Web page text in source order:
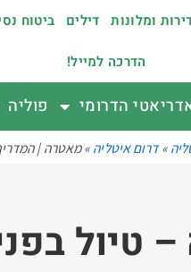
ומלונות דילים ביטוח
הדרכה למייל!
הדרומי פוליה
»דרום איטליה »מאטרה |
טיול